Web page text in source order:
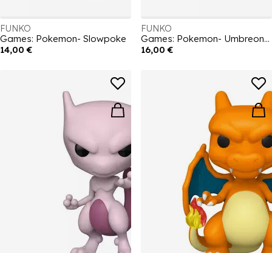
FUNKO
Games: Pokemon- Slowpoke
14,00 €
FUNKO
Games: Pokemon- Umbreon (EMEA)
16,00 €